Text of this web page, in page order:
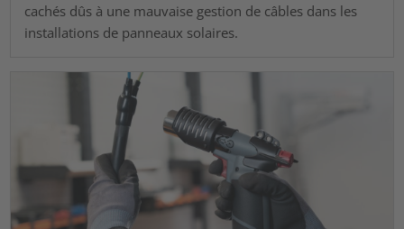
cachés dûs à une mauvaise gestion de câbles dans les
installations de panneaux solaires.